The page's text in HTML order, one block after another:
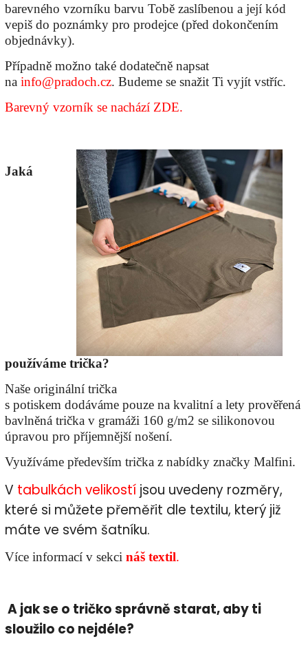
barevného vzorníku barvu Tobě zaslíbenou a její kód
vepiš do poznámky pro prodejce (před dokončením
objednávky).
Případně možno také dodatečně napsat
na info@pradoch.cz. Budeme se snažit Ti vyjít vstříc.
Barevný vzorník se nachází ZDE.
Jaká
používáme trička?
Naše originální trička
s potiskem dodáváme pouze na kvalitní a lety prověřená
bavlněná trička v gramáži 160 g/m2 se silikonovou
úpravou pro příjemnější nošení.
Využíváme především trička z nabídky značky Malfini.
V tabulkách velikostí jsou uvedeny rozměry,
které si můžete přeměřit dle textilu, který již
máte ve svém šatníku.
Více informací v sekci náš textil.
A jak se o tričko správně starat, aby ti
sloužilo co nejdéle?